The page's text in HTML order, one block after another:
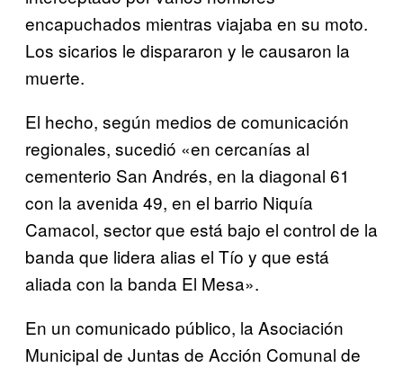
encapuchados mientras viajaba en su moto.
Los sicarios le dispararon y le causaron la
muerte.
El hecho, según medios de comunicación
regionales, sucedió «en cercanías al
cementerio San Andrés, en la diagonal 61
con la avenida 49, en el barrio Niquía
Camacol, sector que está bajo el control de la
banda que lidera alias el Tío y que está
aliada con la banda El Mesa».
En un comunicado público, la Asociación
Municipal de Juntas de Acción Comunal de